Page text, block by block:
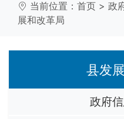
当前位置： 首页 > 政
展和改革局
县发
政府